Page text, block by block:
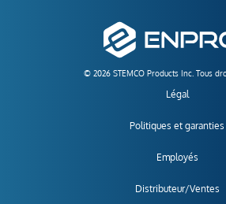
© 2026 STEMCO Products Inc. Tous
Légal
Politiques et garanties
Employés
Distributeur/Ventes